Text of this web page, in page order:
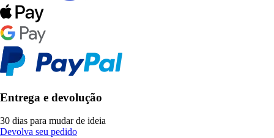
Entrega e devolução
30 dias para mudar de ideia
Devolva seu pedido